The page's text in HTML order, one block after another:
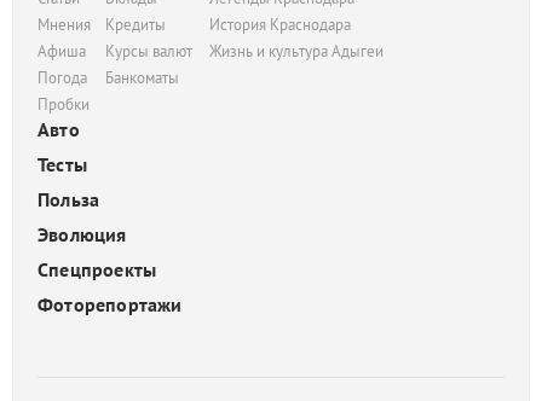
Мнения
Афиша
Погода
Пробки
Кредиты
Курсы валют
Банкоматы
История Краснодара
Жизнь и культура Адыгеи
Авто
Тесты
Польза
Эволюция
Спецпроекты
Фоторепортажи